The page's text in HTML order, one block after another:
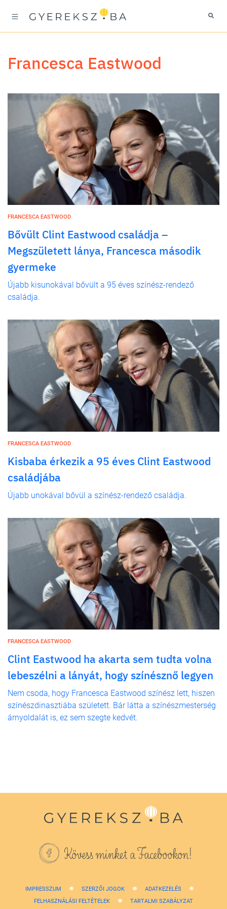
Francesca Eastwood
FRANCESCA EASTWOOD
Bővült Clint Eastwood családja –
Megszületett lánya, Francesca második
gyermeke
Újabb kisunokával bővült a 95 éves színész-rendező
családja.
FRANCESCA EASTWOOD
Kisbaba érkezik a 95 éves Clint Eastwood
családjába
Újabb unokával bővül a színész-rendező családja.
FRANCESCA EASTWOOD
Clint Eastwood ha akarta sem tudta volna
lebeszélni a lányát, hogy színésznő legyen
Nem csoda, hogy Francesca Eastwood színész lett, hiszen
színészdinasztiába született. Bár látta a színészmesterség
árnyoldalát is, ez sem szegte kedvét.
Kövess minket a Facebookon!
IMPRESSZUM SZERZŐI JOGOK
ADATKEZELÉS
FELHASZNÁLÁSI FELTÉTELEK
TARTALMI SZABÁLYZAT